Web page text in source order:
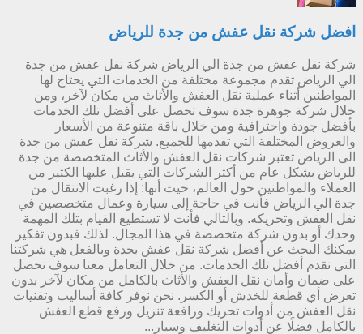
افضل شركة نقل عفش من جدة للرياض
شركة نقل عفش من جدة الي الرياض شركة نقل عفش من جدة
الي الرياض تقدم مجموعة مختلفة من الخدمات التي يحتاج لها
المواطنين أثناء عملية نقل العفش والأثاث من مكان لآخر، ومن
خلال شركة جوهرة جدة سوف تحصل على أفضل تلك الخدمات
بأفضل جودة واحترافية ومن خلال باقة متنوعة من الأسعار
والعروض المختلفة التي تقدمها للجميع. شركة نقل عفش من جدة
الى الرياض تعتبر شركات نقل العفش والأثاث المتخصصة من جدة
للرياض بشكل عام من أكثر الشركات التي يقبل عليها الكثير من
العملاء والمواطنين حول العالم، حيث أنها: إذا رغبت الانتقال من
جدة الي الرياض فأنت في حاجة إلى سيارة وعمال متخصصين في
نقل العفش وتحريكه. وبالتالي فأنت لا تستطيع القيام بتلك المهمة
وحدك أو بدون شركة متخصصة في هذا المجال. لذلك فبدون تفكير
يمكنك البحث عن أفضل شركة نقل عفش بجدة وبالفعل هي شركتنا
التي تقدم أفضل تلك الخدمات. من خلال التعامل معنا سوف تحصل
على ضمان وأمان نقل العفش والأثاث بالكامل من مكان لآخر بدون
تعرض أي قطعة للخدش أو الكسر. نحن نوفر كافة أساليب وتقنيات
نقل العفش من أدوات تحريك ورافعة تنزيل ورفع قطع العفش
بالكامل فضلًا عن أدوات التغليف وسيار...